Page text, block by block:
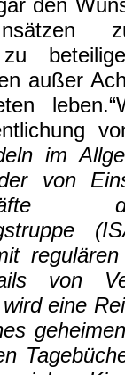
zu
außer
im
von
von
eine